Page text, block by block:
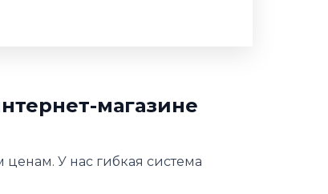
магазине
У нас гибкая система